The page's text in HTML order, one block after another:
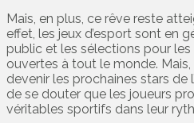
Mais, en plus, ce rêve reste
effet, les jeux d’esport sont en
public et les sélections pour
ouvertes à tout le monde.
devenir les prochaines stars de
de se douter que les joueurs
véritables sportifs dans leur